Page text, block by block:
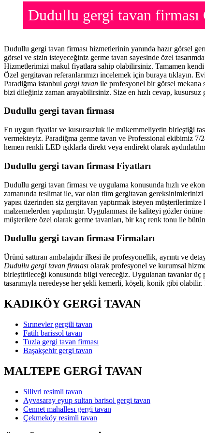
Dudullu gergi tavan firması
Dudullu gergi tavan firması hizmetlerinin yanında hazır görsel
görsel ve sizin isteyeceğiniz germe tavan sayesinde özel
Hizmetlerimizi makul fiyatlara sahip olabilirsiniz. Tamamen kendi
Özel gergitavan referanlarımızı incelemek için buraya tıklayın.
Paradiğma istanbul gergi tavan ile profesyonel bir görsel mekana
bizi dileğiniz zaman arayabilirsiniz. Size en hızlı cevap, kusursuz
Dudullu gergi tavan firması
En uygun fiyatlar ve kusursuzluk ile mükemmeliyetin birleştiği
vermekteyiz. Paradiğma germe tavan ve Professional ekibimiz 7/
hemen renkli LED ışıklarla direkt veya endirekt olarak
Dudullu gergi tavan firması Fiyatları
Dudullu gergi tavan firması ve uygulama konusunda hızlı ve
zamanında teslimat ile, var olan tüm gergitavan gereksinimlerinizi
yapısı üzerinden siz gergitavan yaptırmak isteyen
malzemelerden yapılmıştır. Uygulanması ile kaliteyi gözler önüne
müşterilere özel olarak germe tavanları, bir kaç renk tonu ile
Dudullu gergi tavan firması Firmaları
Ürünü sattıran ambalajıdır ilkesi ile profesyonellik, ayrıntı ve
Dudullu gergi tavan firması olarak profesyonel ve kurumsal
birleştirileceği konusunda bilgi vereceğiz. Uygulanan tavanlar üç
tasarımıyla neredeyse her şekli kemerli, köşeli, konik gibi olabilir.
KADIKÖY GERGİ TAVAN
Sırınevler gergili tavan
Fatih barissol tavan
Tuzla gergi tavan firması
Başakşehir gergi tavan
MALTEPE GERGİ TAVAN
Silivri resimli tavan
Ayvasaray eyup sultan barisol gergi tavan
Cennet mahallesı gergi tavan
Çekmeköy resimli tavan